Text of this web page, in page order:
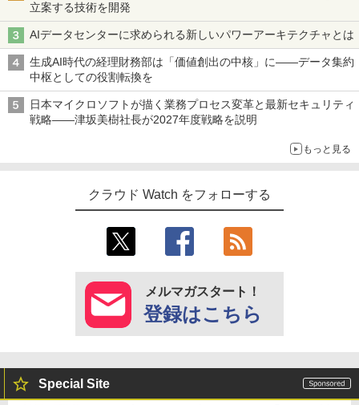
立案する技術を開発
AIデータセンターに求められる新しいパワーアーキテクチャとは
生成AI時代の経理財務部は「価値創出の中核」に――データ集約
中枢としての役割転換を
日本マイクロソフトが描く業務プロセス変革と最新セキュリティ
戦略――津坂美樹社長が2027年度戦略を説明
もっと見る
クラウド Watch をフォローする
メルマガスタート！
登録はこちら
Special Site